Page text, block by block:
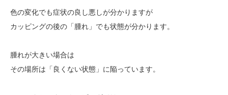
色の変化でも症状の良し悪しが分かりますが
カッピングの後の「腫れ」でも状態が分かります。
腫れが大きい場合は
その場所は「良くない状態」に陥っています。